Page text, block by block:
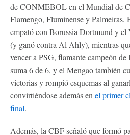
de CONMEBOL en el Mundial de
Flamengo, Fluminense y Palmeiras.
empató con Borussia Dortmund y
(y ganó contra Al Ahly), mientras
vencer a PSG, flamante campeón
suma 6 de 6, y el Mengao también
victorias y rompió esquemas al
convirtiéndose además en el primer
final.
Además, la CBF señaló que formó